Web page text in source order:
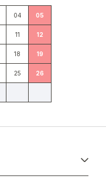
04 05
11 12
18 19
25 26